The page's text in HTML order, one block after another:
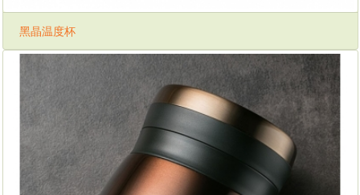
黑晶温度杯